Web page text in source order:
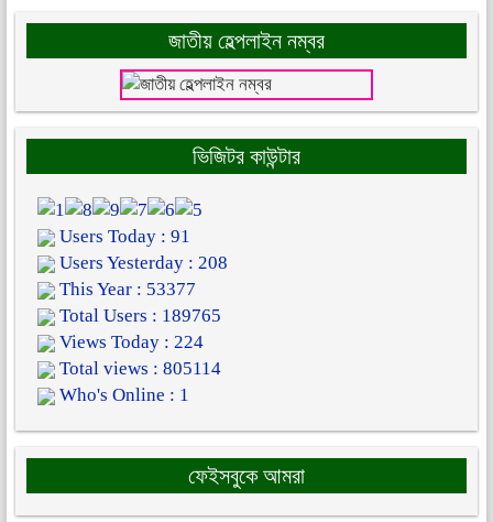
জাতীয় হেল্পলাইন নম্বর
ভিজিটর কাউন্টার
Users Today : 91
Users Yesterday : 208
This Year : 53377
Total Users : 189765
Views Today : 224
Total views : 805114
Who's Online : 1
ফেইসবুকে আমরা